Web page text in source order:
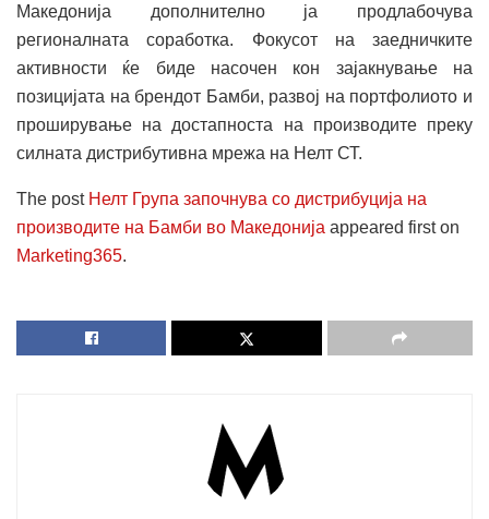
Македонија дополнително ја продлабочува
регионалната соработка. Фокусот на заедничките
активности ќе биде насочен кон зајакнување на
позицијата на брендот Бамби, развој на портфолиото и
проширување на достапноста на производите преку
силната дистрибутивна мрежа на Нелт СТ.
The post Нелт Група започнува со дистрибуција на
производите на Бамби во Македонија appeared first on
Marketing365.